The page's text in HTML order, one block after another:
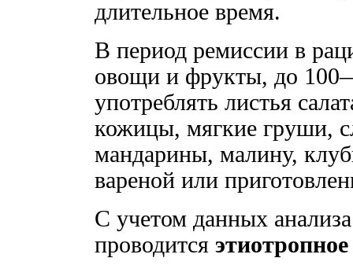
длительное время.
В период ремиссии в
овощи и фрукты, до
употреблять листья
кожицы, мягкие груши,
мандарины, малину,
вареной или
С учетом данных
проводится